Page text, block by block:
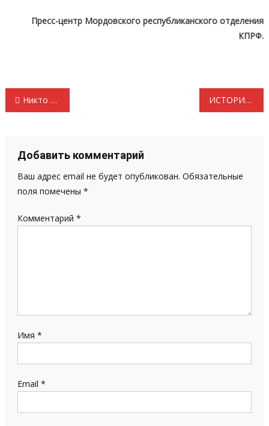
Пресс-центр Мордовского республиканского отделения
КПРФ.
Навигация
записям
Никто не забыт, ничто не забыто ИСТОРИЧЕСКИЙ ВКЛАД СОЦИАЛИЗМА В РАЗГРОМ ГИТЛЕРОВСКОГО ФАШИЗМА И ЯПОНСКОГО МИЛИТАРИЗМА И ЗАДАЧИ КОММУНИСТОВ НА СОВРЕМЕННОМ ЭТАПЕ
Добавить комментарий
Ваш адрес email не будет опубликован. Обязательные
поля помечены *
Комментарий *
Имя *
Email *